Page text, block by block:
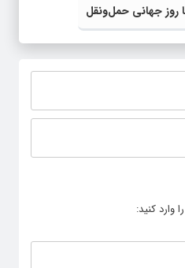
روز جهانی حمل‌ونقل
متحد
وارد کنید: